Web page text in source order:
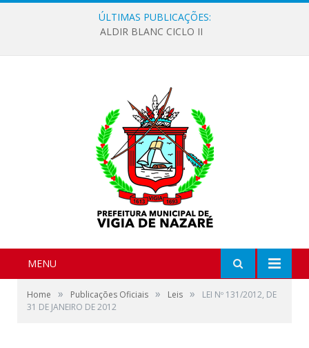
ÚLTIMAS PUBLICAÇÕES:
ALDIR BLANC CICLO II
MENU
Home » Publicações Oficiais » Leis »
LEI Nº 131/2012, DE
31 DE JANEIRO DE 2012